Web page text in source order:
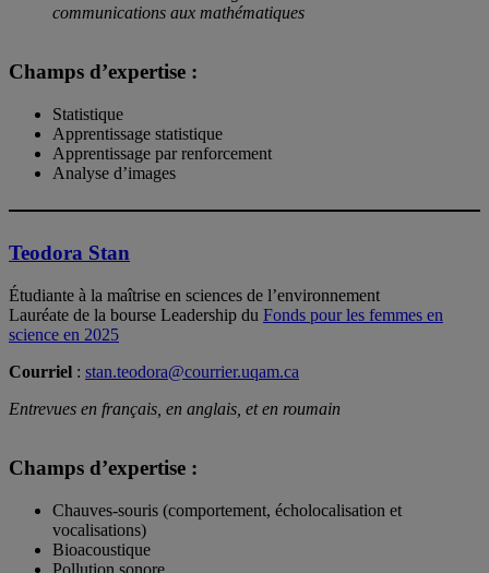
communications aux mathématiques
Champs d’expertise :
Statistique
Apprentissage statistique
Apprentissage par renforcement
Analyse d’images
Teodora Stan
Étudiante à la maîtrise en sciences de l’environnement
Lauréate de la bourse Leadership du Fonds pour les femmes en
science en 2025
Courriel : stan.teodora@courrier.uqam.ca
Entrevues en français, en anglais, et en roumain
Champs d’expertise :
Chauves-souris (comportement, écholocalisation et
vocalisations)
Bioacoustique
Pollution sonore